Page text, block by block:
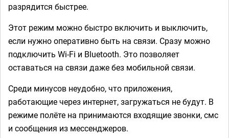
разрядится быстрее.
Этот режим можно быстро включить и выключить,
если нужно оперативно быть на связи. Сразу можно
подключить Wi-Fi и Bluetooth. Это позволяет
оставаться на связи даже без мобильной связи.
Среди минусов неудобно, что приложения,
работающие через интернет, загружаться не будут. В
режиме полёте на принимаются входящие звонки, смс
и сообщения из мессенджеров.